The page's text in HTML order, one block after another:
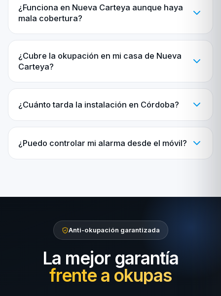
¿Funciona en Nueva Carteya aunque haya
mala cobertura?
¿Cubre la okupación en mi casa de Nueva
Carteya?
¿Cuánto tarda la instalación en Córdoba?
¿Puedo controlar mi alarma desde el móvil?
Anti-okupación garantizada
La mejor garantía
frente a okupas